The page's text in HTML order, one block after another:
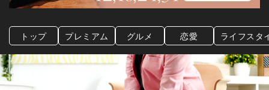
トップ プレミアム グルメ 恋愛 ライフスタ